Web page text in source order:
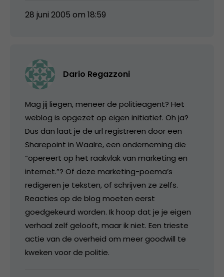
28 juni 2005 om 18:59
Dario Regazzoni
Mag jij liegen, meneer de politieagent? Het
weblog is opgezet op eigen initiatief. Oh ja?
Dus dan laat je de url registreren door een
Sharepoint in Waalre, een onderneming die
“opereert op het raakvlak van marketing en
internet.”? Of deze marketing-poema’s
redigeren je teksten, of schrijven ze zelfs.
Reacties op de blog moeten eerst
goedgekeurd worden. Ik hoop dat je je eigen
verhaal zelf gelooft, maar ik niet. Een trieste
actie van de overheid om meer goodwill te
kweken voor de politie.